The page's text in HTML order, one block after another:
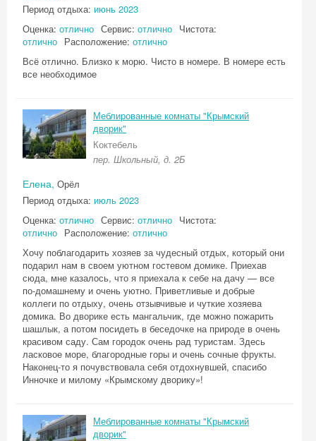
Период отдыха: июнь 2023
Оценка: отлично Сервис: отлично Чистота:
отлично Расположение: отлично
Всё отлично. Близко к морю. Чисто в номере. В номере есть
все необходимое
Меблированные комнаты "Крымский
дворик"
Коктебель
пер. Школьный, д. 2Б
Елена, Орёл
Период отдыха: июль 2023
Оценка: отлично Сервис: отлично Чистота:
отлично Расположение: отлично
Хочу поблагодарить хозяев за чудесный отдых, который они
подарил нам в своем уютном гостевом домике. Приехав
сюда, мне казалось, что я приехала к себе на дачу — все
по-домашнему и очень уютно. Приветливые и добрые
коллеги по отдыху, очень отзывчивые и чуткие хозяева
домика. Во дворике есть мангальчик, где можно пожарить
шашлык, а потом посидеть в беседочке на природе в очень
красивом саду. Сам городок очень рад туристам. Здесь
ласковое море, благородные горы и очень сочные фрукты.
Наконец-то я почувствовала себя отдохнувшей, спасибо
Инночке и милому «Крымскому дворику»!
Меблированные комнаты "Крымский
дворик"